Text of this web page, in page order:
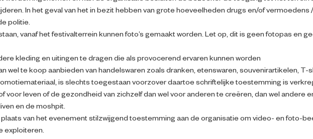
In het geval van het in bezit hebben van grote hoeveelheden drugs en/of vermoedens
politie.
vanaf het festivalterrein kunnen foto’s gemaakt worden. Let op, dit is geen fotopas en
kleding en uitingen te dragen die als provocerend ervaren kunnen worden
wel te koop aanbieden van handelswaren zoals dranken, etenswaren, souvenirartikelen, T-
is slechts toegestaan voorzover daartoe schriftelijke toestemming is
voor leven of de gezondheid van zichzelf dan wel voor anderen te creëren, dan wel andere
en de moshpit.
van het evenement stilzwijgend toestemming aan de organisatie om video- en foto-
exploiteren.